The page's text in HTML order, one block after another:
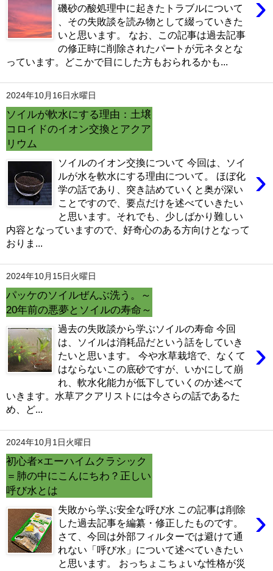
磯砂の酸処理中に起きたトラブルについて
、その失敗談を読み物として綴っていきた
いと思います。 なお、この記事は過去記事
の修正時に削除されたパートが元ネタとな
っています。どこかで目にした方もおられるかも...
2024年10月16日水曜日
ソイルが軟水にする理由：土壌
コロイドのイオン交換とアクア
リウム
›
ソイルのイオン交換について 今回は、ソイ
ルが水を軟水にする理由について。 ほぼ化
学の話であり、突き詰めていくと奥が深い
ことですので、要点だけを述べていきたい
と思います。それでも、少しばかり難しい
内容となっていますので、好奇心のある方向けとなって
おりま...
2024年10月15日火曜日
パッケのソイルぜんぶ洗う。～
20年前の悪夢とソイルの寿命～
›
過去の失敗談から学ぶソイルの寿命 今回
は、ソイルは消耗品だという話をしていき
たいと思います。 今や水草栽培で、なくて
はならないこの底砂ですが、いかにして崩
れ、軟水化能力が低下していくのか述べて
いきます。水草アクアリストには今さらの話であるた
め、ど...
2024年10月1日火曜日
初心者×エーハイムクラシック
＝肺の中にこんにちわ？正しい
呼び水とは
›
失敗から学ぶ安全な呼び水 この記事は削除
した過去記事を編纂・修正したものです。
さて、今回は外部フィルターでは避けて通
れない「呼び水」について述べていきたい
と思います。 おっちょこちょいな性格が災